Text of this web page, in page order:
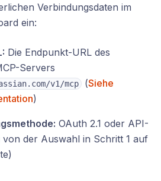
Verbindungsdaten im
ein:
Die Endpunkt-URL des
Servers
v1/mcp (Siehe
)
OAuth 2.1 oder API-
von der Auswahl in Schritt 1 auf